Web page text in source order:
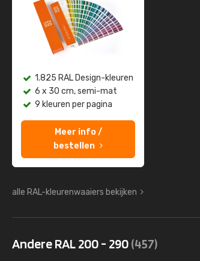
1.825 RAL Design-kleuren
6 x 30 cm, semi-mat
9 kleuren per pagina
Meer info /
bestellen
alle RAL-kleurenwaaiers bekijken
Andere RAL 200 - 290(457)